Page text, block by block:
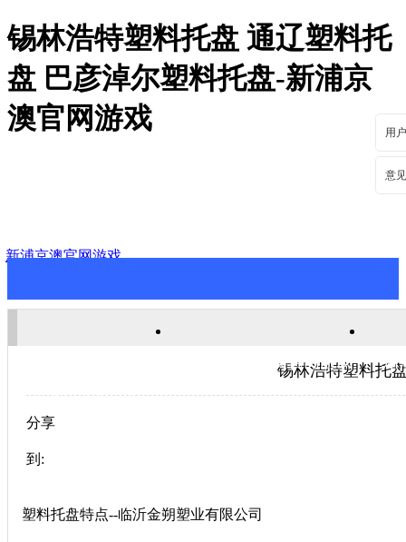
锡林浩特塑料托盘 通辽塑料托
盘 巴彦淖尔塑料托盘-新浦京
澳官网游戏
用
意
新浦京澳官网游戏
关于新浦京澳官网游戏 新
锡林浩特塑料托
分享
到:
塑料托盘特点--临沂金朔塑业有限公司